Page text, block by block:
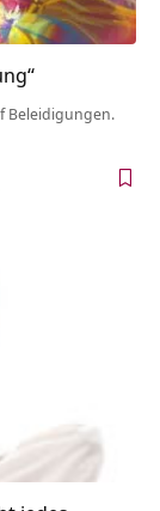
Beleidigungen.